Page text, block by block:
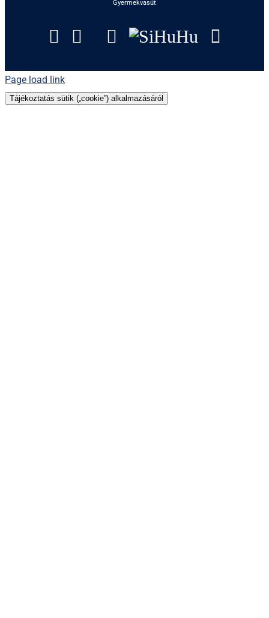
Gyermekvasút
Facebook
Instagram
Tripadvisor
YouTube
SiHuHu
Page load link
Tájékoztatás sütik („cookie”) alkalmazásáról